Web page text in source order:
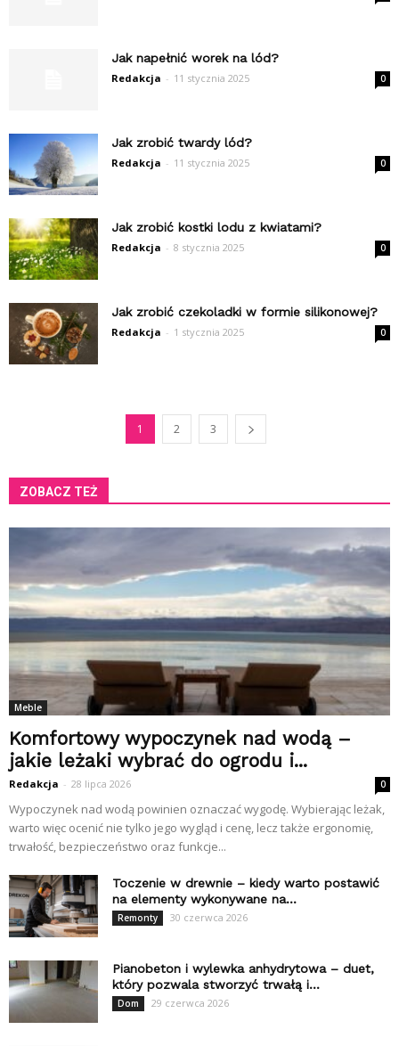
Jak napełnić worek na lód?
Redakcja - 11 stycznia 2025 0
Jak zrobić twardy lód?
Redakcja - 11 stycznia 2025 0
Jak zrobić kostki lodu z kwiatami?
Redakcja - 8 stycznia 2025 0
Jak zrobić czekoladki w formie silikonowej?
Redakcja - 1 stycznia 2025 0
1 2 3
ZOBACZ TEŻ
Meble
Komfortowy wypoczynek nad wodą –
jakie leżaki wybrać do ogrodu i...
Redakcja - 28 lipca 2026 0
Wypoczynek nad wodą powinien oznaczać wygodę. Wybierając leżak,
warto więc ocenić nie tylko jego wygląd i cenę, lecz także ergonomię,
trwałość, bezpieczeństwo oraz funkcje...
Toczenie w drewnie – kiedy warto postawić
na elementy wykonywane na...
Remonty 30 czerwca 2026
Pianobeton i wylewka anhydrytowa – duet,
który pozwala stworzyć trwałą i...
Dom 29 czerwca 2026